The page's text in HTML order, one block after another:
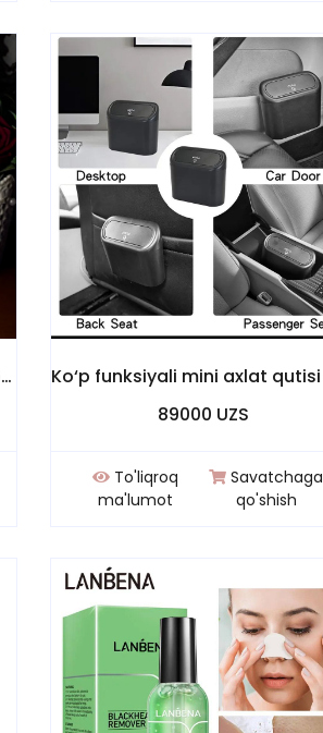
Napoleon Hillning "O'yla va boy bo'l" kitobi
89000 UZS
To'liqroq
ma'lumot
Savatchaga
qo'shish